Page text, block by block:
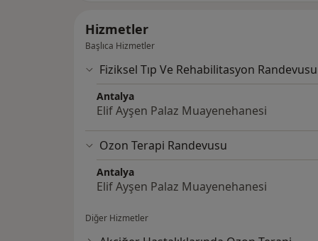
Hizmetler
Başlıca Hizmetler
Fiziksel Tıp Ve Rehabilitasyon Randevusu
Antalya
Elif Ayşen Palaz Muayenehanesi
Ozon Terapi Randevusu
Antalya
Elif Ayşen Palaz Muayenehanesi
Diğer Hizmetler